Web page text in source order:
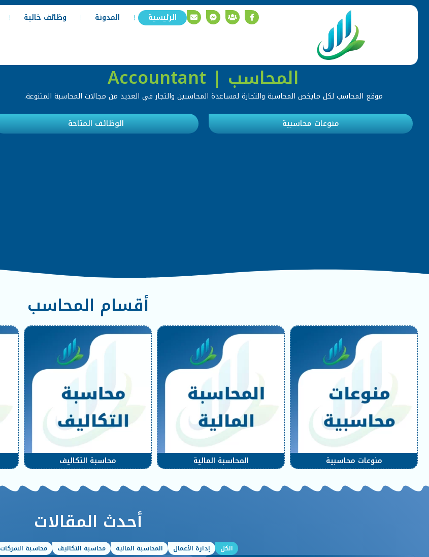
الرئيسية المدونة وظائف خالية
المحاسب | Accountant
موقع المحاسب لكل مايخص المحاسبة والتجارة لمساعدة المحاسبين والتجار في العديد من مجالات المحاسبة المتنوعة.
منوعات محاسبية الوظائف المتاحة
أقسام المحاسب
منوعات محاسبية المحاسبة المالية محاسبة التكاليف
أحدث المقالات
إدارة الأعمال المحاسبة المالية محاسبة التكاليف محاسبة الشركات الكل